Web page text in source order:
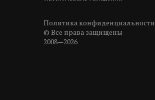
Политика конфиденциальности
© Все права защищены
2008—2026